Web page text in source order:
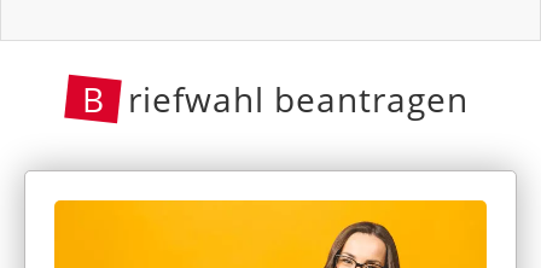
B riefwahl beantragen